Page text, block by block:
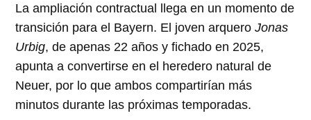
La ampliación contractual llega en un momento de
transición para el Bayern. El joven arqueroJonas
Urbig, de apenas 22 años y fichado en 2025,
apunta a convertirse en el heredero natural de
Neuer, por lo que ambos compartirían más
minutos durante las próximas temporadas.